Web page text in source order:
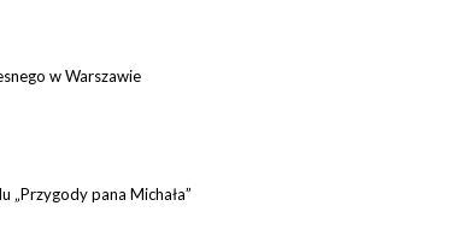
w Warszawie
„Przygody pana Michała”